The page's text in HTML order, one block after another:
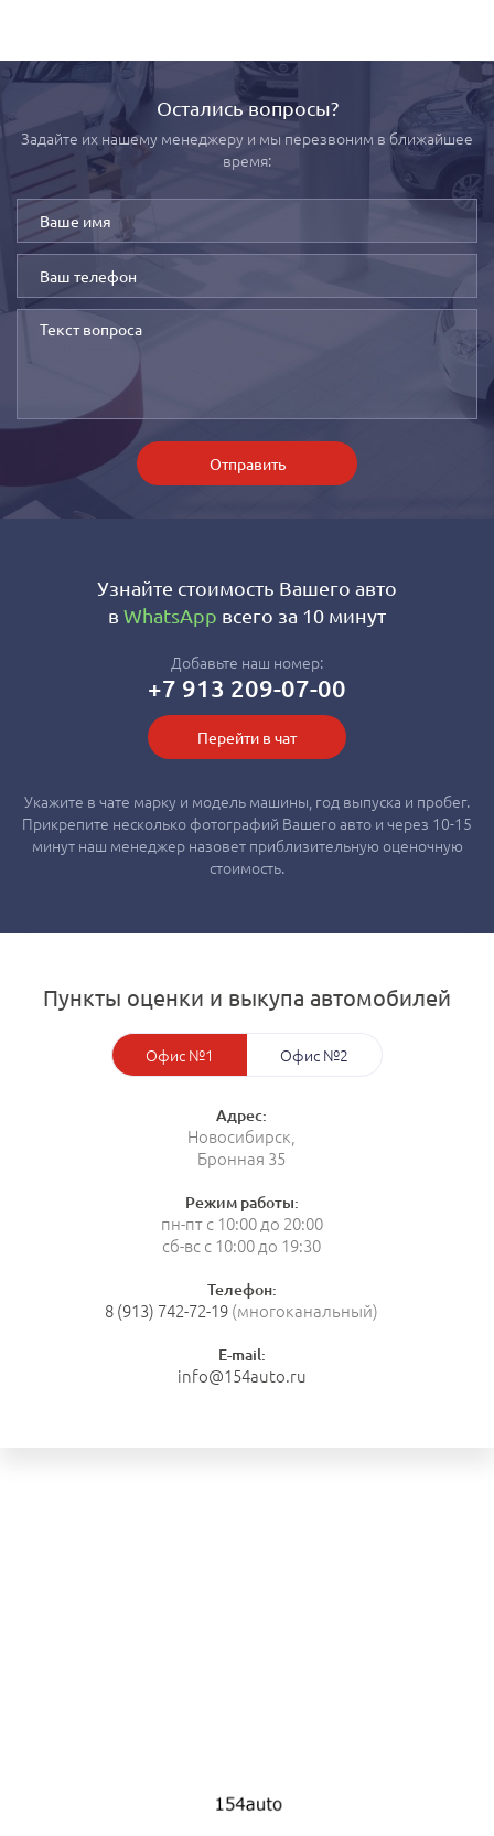
Остались вопросы?
Задайте их нашему менеджеру и мы перезвоним в ближайшее
время:
Отправить
Узнайте стоимость Вашего авто
в WhatsApp всего за 10 минут
Добавьте наш номер:
+7 913 209-07-00
Перейти в чат
Укажите в чате марку и модель машины, год выпуска и пробег.
Прикрепите несколько фотографий Вашего авто и через 10-15
минут наш менеджер назовет приблизительную оценочную
стоимость.
Пункты оценки и выкупа автомобилей
Офис №1 Офис №2
Адрес:
Новосибирск,
Бронная 35
Режим работы:
пн-пт с 10:00 до 20:00
сб-вс с 10:00 до 19:30
Телефон:
8 (913) 742-72-19(многоканальный)
E-mail:
info@154auto.ru